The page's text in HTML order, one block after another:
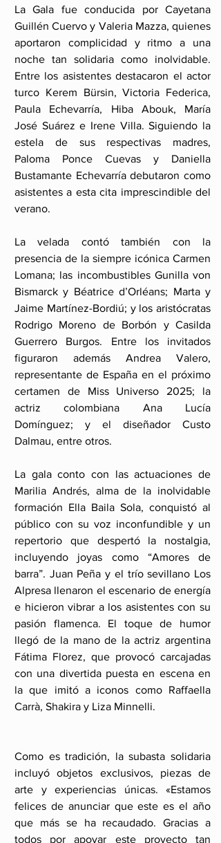
La Gala fue conducida por Cayetana
Guillén Cuervo y Valeria Mazza, quienes
aportaron complicidad y ritmo a una
noche tan solidaria como inolvidable.
Entre los asistentes destacaron el actor
turco Kerem Bürsin, Victoria Federica,
Paula Echevarría, Hiba Abouk, María
José Suárez e Irene Villa. Siguiendo la
estela de sus respectivas madres,
Paloma Ponce Cuevas y Daniella
Bustamante Echevarría debutaron como
asistentes a esta cita imprescindible del
verano.
La velada contó también con la
presencia de la siempre icónica Carmen
Lomana; las incombustibles Gunilla von
Bismarck y Béatrice d’Orléans; Marta y
Jaime Martínez-Bordiú; y los aristócratas
Rodrigo Moreno de Borbón y Casilda
Guerrero Burgos. Entre los invitados
figuraron además Andrea Valero,
representante de España en el próximo
certamen de Miss Universo 2025; la
actriz colombiana Ana Lucía
Domínguez; y el diseñador Custo
Dalmau, entre otros.
La gala conto con las actuaciones de
Marilia Andrés, alma de la inolvidable
formación Ella Baila Sola, conquistó al
público con su voz inconfundible y un
repertorio que despertó la nostalgia,
incluyendo joyas como “Amores de
barra”. Juan Peña y el trío sevillano Los
Alpresa llenaron el escenario de energía
e hicieron vibrar a los asistentes con su
pasión flamenca. El toque de humor
llegó de la mano de la actriz argentina
Fátima Florez, que provocó carcajadas
con una divertida puesta en escena en
la que imitó a iconos como Raffaella
Carrà, Shakira y Liza Minnelli.
Como es tradición, la subasta solidaria
incluyó objetos exclusivos, piezas de
arte y experiencias únicas. «Estamos
felices de anunciar que este es el año
que más se ha recaudado. Gracias a
todos por apoyar este proyecto tan